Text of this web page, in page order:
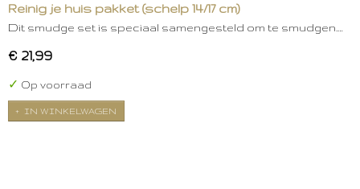
Reinig je huis pakket (schelp 14/17 cm)
Dit smudge set is speciaal samengesteld om te smudgen.…
€ 21,99
✓ Op voorraad
IN WINKELWAGEN